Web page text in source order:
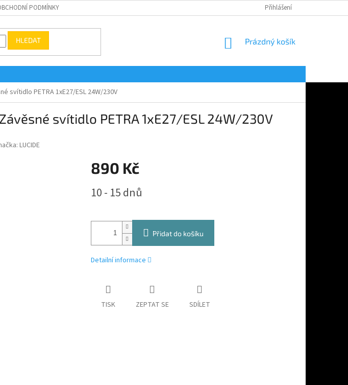
PODMÍNKY Přihlášení
HLEDAT
NÁKUPNÍ
Prázdný košík
svítidlo PETRA 1xE27/ESL 24W/230V
svítidlo PETRA 1xE27/ESL 24W/230V
LUCIDE
890 Kč
cena:
10 - 15 dnů
Přidat do košíku
Detailní informace
TISK ZEPTAT SE SDÍLET